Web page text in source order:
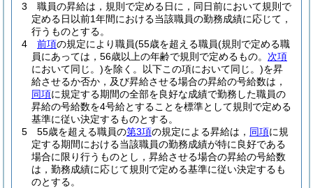
3
職員の昇給は，規則で定める日に，同日前において規則で
定める日以前1年間における当該職員の勤務成績に応じて，
行うものとする。
4
前項の規定により職員(55歳を超える職員(規則で定める職
員にあっては，56歳以上の年齢で規則で定めるもの。 次項
において同じ。)を除く。以下この項において同じ。)を昇
給させるか否か，及び昇給させる場合の昇給の号給数は，
同項に規定する期間の全部を良好な成績で勤務した職員の
昇給の号給数を4号給とすることを標準として規則で定める
基準に従い決定するものとする。
5
55歳を超える職員の第3項の規定による昇給は， 同項に規
定する期間における当該職員の勤務成績が特に良好である
場合に限り行うものとし，昇給させる場合の昇給の号給数
は，勤務成績に応じて規則で定める基準に従い決定するも
のとする。